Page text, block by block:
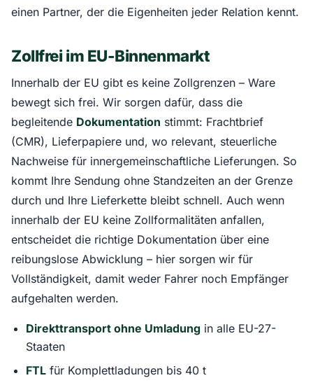
einen Partner, der die Eigenheiten jeder Relation kennt.
Zollfrei im EU-Binnenmarkt
Innerhalb der EU gibt es keine Zollgrenzen – Ware
bewegt sich frei. Wir sorgen dafür, dass die
begleitende Dokumentation stimmt: Frachtbrief
(CMR), Lieferpapiere und, wo relevant, steuerliche
Nachweise für innergemeinschaftliche Lieferungen. So
kommt Ihre Sendung ohne Standzeiten an der Grenze
durch und Ihre Lieferkette bleibt schnell. Auch wenn
innerhalb der EU keine Zollformalitäten anfallen,
entscheidet die richtige Dokumentation über eine
reibungslose Abwicklung – hier sorgen wir für
Vollständigkeit, damit weder Fahrer noch Empfänger
aufgehalten werden.
Direkttransport ohne Umladungin alle EU-27-
Staaten
FTLfür Komplettladungen bis 40 t